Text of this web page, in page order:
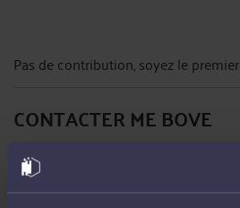
Pas de contribution, soyez le premier
CONTACTER ME BOVE